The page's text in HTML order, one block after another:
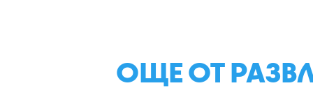
ОЩЕ ОТ